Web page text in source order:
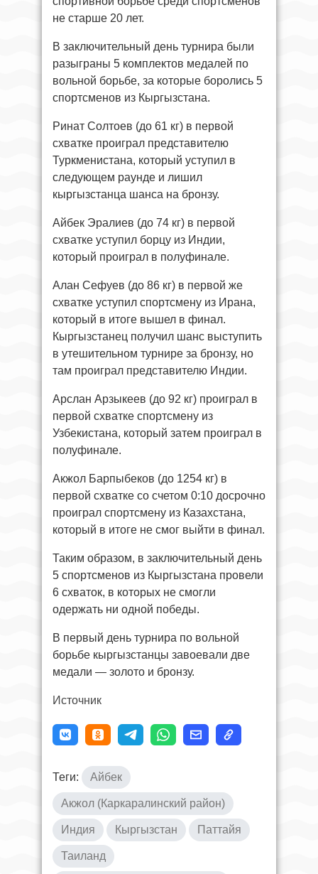
не старше 20 лет.
В заключительный день турнира были
разыграны 5 комплектов медалей по
вольной борьбе, за которые боролись 5
спортсменов из Кыргызстана.
Ринат Солтоев (до 61 кг) в первой
схватке проиграл представителю
Туркменистана, который уступил в
следующем раунде и лишил
кыргызстанца шанса на бронзу.
Айбек Эралиев (до 74 кг) в первой
схватке уступил борцу из Индии,
который проиграл в полуфинале.
Алан Сефуев (до 86 кг) в первой же
схватке уступил спортсмену из Ирана,
который в итоге вышел в финал.
Кыргызстанец получил шанс выступить
в утешительном турнире за бронзу, но
там проиграл представителю Индии.
Арслан Арзыкеев (до 92 кг) проиграл в
первой схватке спортсмену из
Узбекистана, который затем проиграл в
полуфинале.
Акжол Барпыбеков (до 1254 кг) в
первой схватке со счетом 0:10 досрочно
проиграл спортсмену из Казахстана,
который в итоге не смог выйти в финал.
Таким образом, в заключительный день
5 спортсменов из Кыргызстана провели
6 схваток, в которых не смогли
одержать ни одной победы.
В первый день турнира по вольной
борьбе кыргызстанцы завоевали две
медали — золото и бронзу.
Источник
Теги: Айбек
Акжол (Каркаралинский район)
Индия Кыргызстан Паттайя
Таиланд